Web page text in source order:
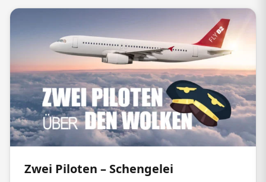
Zwei Piloten – Schengelei